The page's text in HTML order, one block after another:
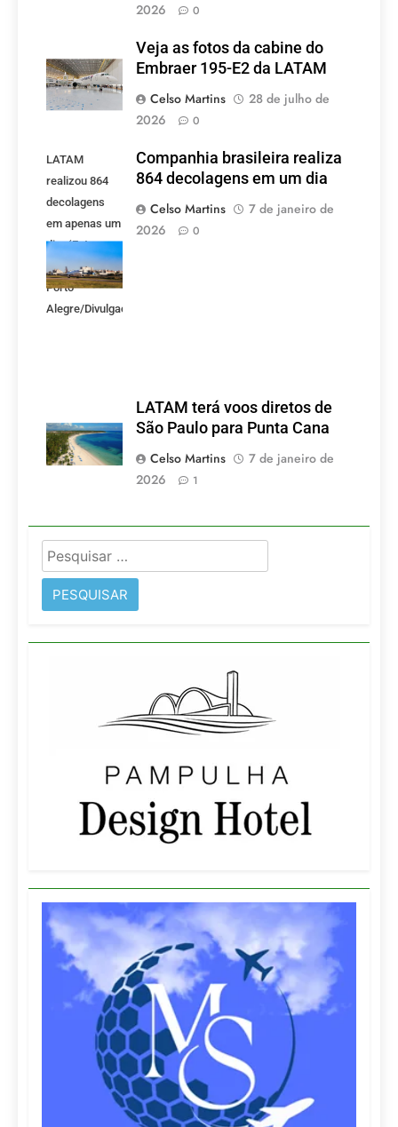
2026
0
Veja as fotos da cabine do
Embraer 195-E2 da LATAM
Celso Martins
28 de julho de
2026
0
LATAM
realizou 864
decolagens
em apenas um
dia. (Foto:
Aeroporto de
Porto
Alegre/Divulgação)
Companhia brasileira realiza
864 decolagens em um dia
Celso Martins
7 de janeiro de
2026
0
LATAM terá voos diretos de
São Paulo para Punta Cana
Celso Martins
7 de janeiro de
2026
1
Pesquisar
por: